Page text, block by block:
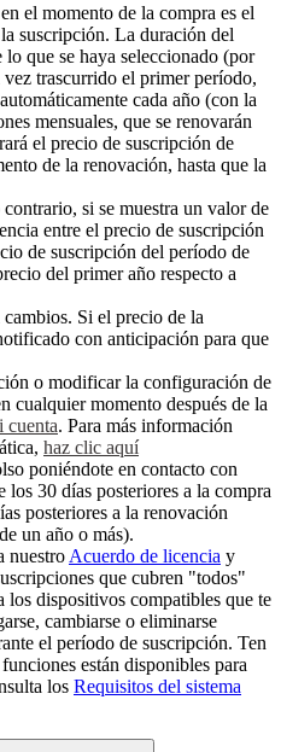
el momento de la compra es el
suscripción. La duración del
que se haya seleccionado (por
trascurrido el primer período,
cada año (con la
mensuales, que se renovarán
el precio de suscripción de
de la renovación, hasta que la
si se muestra un valor de
entre el precio de suscripción
de suscripción del período de
del primer año respecto a
Si el precio de la
con anticipación para que
o modificar la configuración de
cualquier momento después de la
cuenta. Para más información
haz clic aquí
poniéndote en contacto con
los 30 días posteriores a la compra
posteriores a la renovación
un año o más).
nuestro Acuerdo de licencia y
que cubren "todos"
los dispositivos compatibles que te
cambiarse o eliminarse
el período de suscripción. Ten
están disponibles para
los Requisitos del sistema